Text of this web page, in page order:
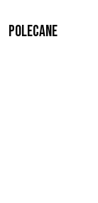
Polecane